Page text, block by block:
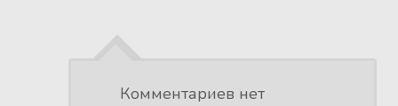
Комментариев нет